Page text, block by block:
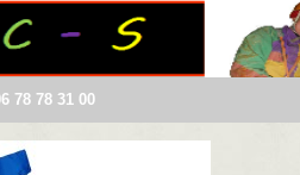
78 78 31 00